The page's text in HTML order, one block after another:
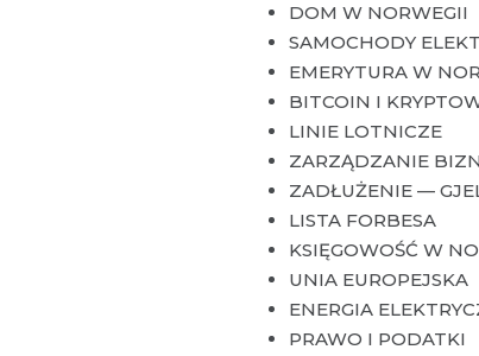
DOM W NORWEGII
SAMOCHODY
EMERYTURA W
BITCOIN I
LINIE LOTNICZE
ZARZĄDZANIE
ZADŁUŻENIE —
LISTA FORBESA
KSIĘGOWOŚĆ W
UNIA EUROPEJSKA
ENERGIA
PRAWO I PODATKI